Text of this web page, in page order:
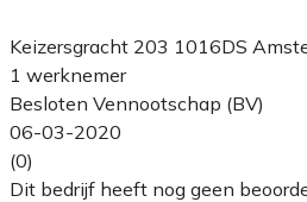
Keizersgracht 203 1016DS
1 werknemer
Besloten Vennootschap (BV)
06-03-2020
(0)
Dit bedrijf heeft nog geen